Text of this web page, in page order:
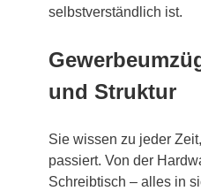
selbstverständlich ist.
und Struktur
Sie wissen zu jeder
passiert. Von der
Schreibtisch – alles in